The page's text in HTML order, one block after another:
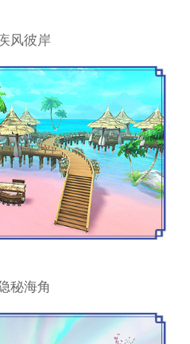
风彼岸
秘海角